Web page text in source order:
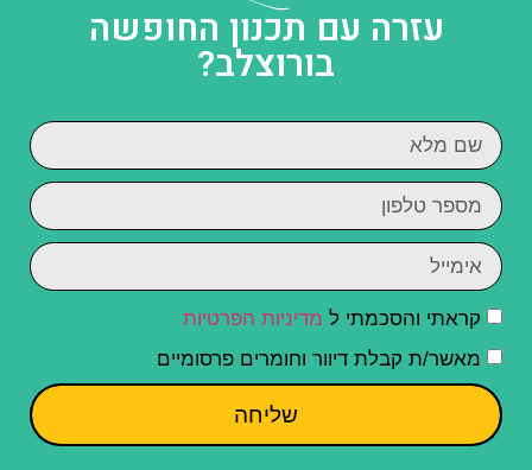
עזרה עם תכנון החופשה
בורוצלב?
קראתי והסכמתי ל מדיניות הפרטיות
מאשר/ת קבלת דיוור וחומרים פרסומיים
שליחה